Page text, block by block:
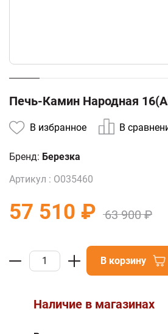
Печь-Камин Народная
В избранное В
Бренд: Березка
Артикул : О035460
57 510 ₽ 63 900 ₽
В корзину
Наличие в магазинах